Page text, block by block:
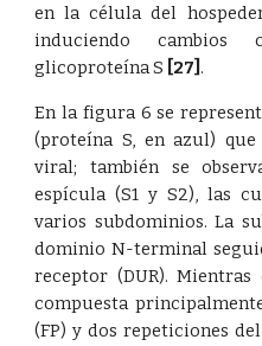
en la célula del
induciendo cambios
glicoproteína S [27] .
En la figura 6 se
(proteína S, en azul)
viral; también se
espícula (S1 y S2), las
varios subdominios. La
dominio N-terminal
receptor (DUR).
compuesta
(FP) y dos repeticiones